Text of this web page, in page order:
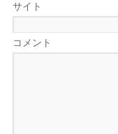
サイト
コメント